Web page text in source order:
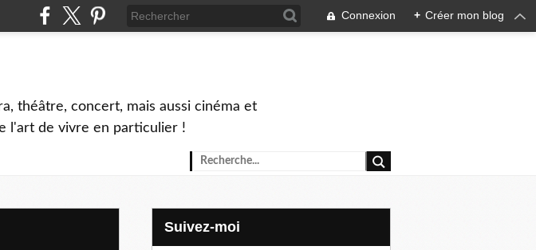
Connexion + Créer mon blog
théâtre, concert, mais aussi cinéma et
l'art de vivre en particulier !
Suivez-moi